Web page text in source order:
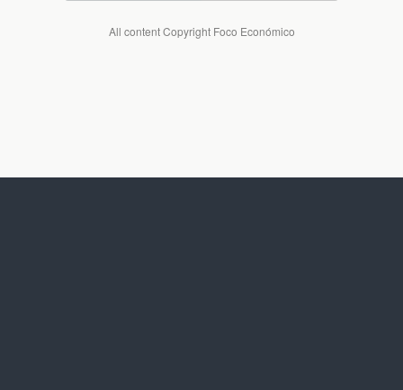
All content Copyright Foco Económico